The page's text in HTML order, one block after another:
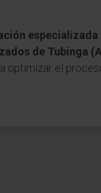
especializada
de Tubinga
optimizar el